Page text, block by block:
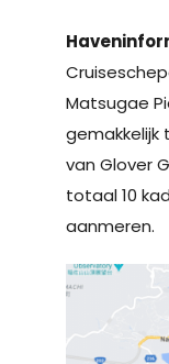
Matsugae
van Glover
totaal 10
aanmeren.